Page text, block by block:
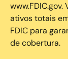
ativos totais
FDIC para
de cobertura.